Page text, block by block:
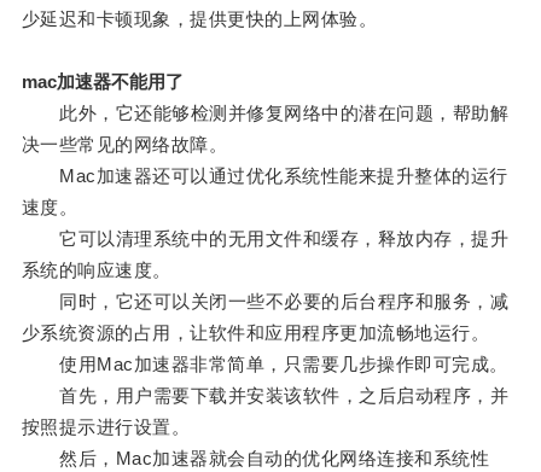
少延迟和卡顿现象，提供更快的上网体验。
mac加速器不能用了
此外，它还能够检测并修复网络中的潜在问题，帮助解
决一些常见的网络故障。
Mac加速器还可以通过优化系统性能来提升整体的运行
速度。
它可以清理系统中的无用文件和缓存，释放内存，提升
系统的响应速度。
同时，它还可以关闭一些不必要的后台程序和服务，减
少系统资源的占用，让软件和应用程序更加流畅地运行。
使用Mac加速器非常简单，只需要几步操作即可完成。
首先，用户需要下载并安装该软件，之后启动程序，并
按照提示进行设置。
然后，Mac加速器就会自动的优化网络连接和系统性